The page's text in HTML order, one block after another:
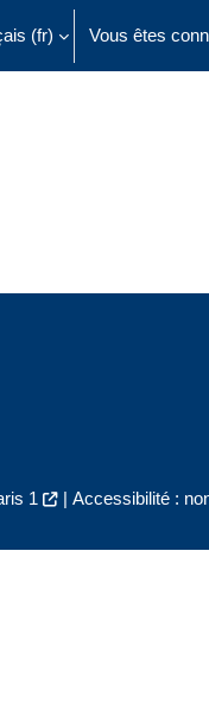
la saisie de recherche
‎(fr)‎ Vous êtes
1 | Accessibilité :